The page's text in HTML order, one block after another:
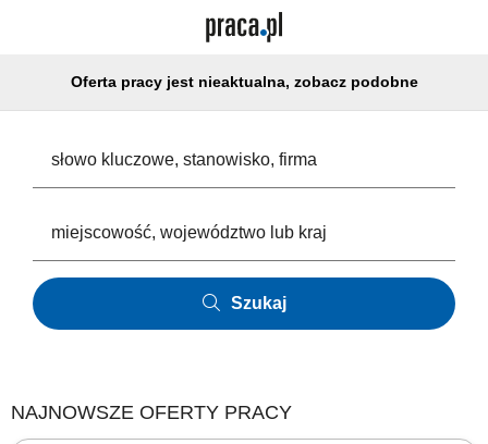
Oferta pracy jest nieaktualna, zobacz podobne
Szukaj
NAJNOWSZE OFERTY PRACY